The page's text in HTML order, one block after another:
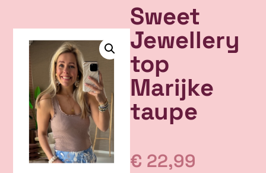
Sweet
Jewellery
top
Marijke
taupe
€ 22,99